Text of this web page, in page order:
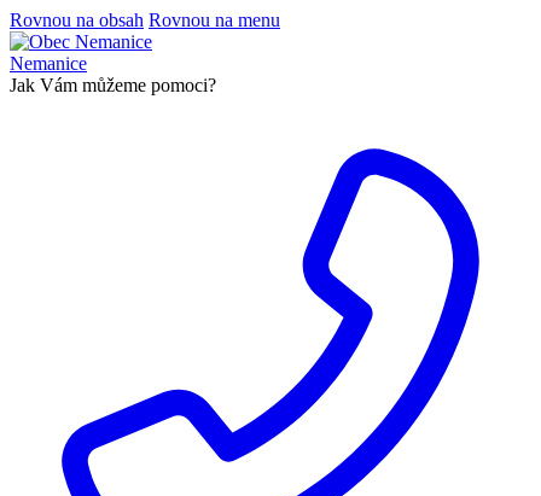
Rovnou na obsah Rovnou na menu
Nemanice
Jak Vám můžeme pomoci?